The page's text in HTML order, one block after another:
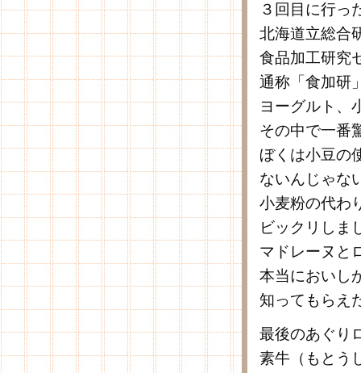
３回目に行っ
北海道立総合
食品加工研究
通称「食加研
ヨーグルト、
その中で一番
ぼくは小豆の
ないんじゃな
小麦粉の代わ
ビックリしま
マドレーヌと
本当においし
知ってもらえ
最後のあぐり
素牛（もとう